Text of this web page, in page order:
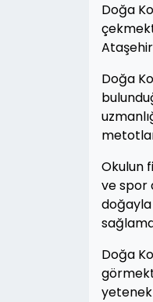
Doğa
Doğa
Okulun
ve spor
doğayla
Doğa